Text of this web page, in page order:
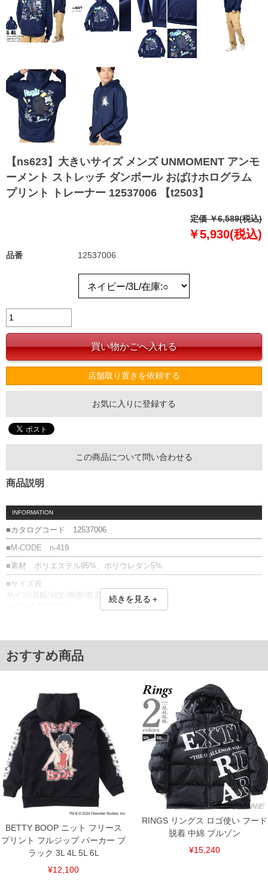
【ns623】大きいサイズ メンズ UNMOMENT アンモ
ーメント ストレッチ ダンボール おばけホログラム
プリント トレーナー 12537006 【t2503】
定価 ￥6,589(税込)
￥5,930(税込)
品番 12537006
店舗取り置きを依頼する
お気に入りに登録する
この商品について問い合わせる
商品説明
INFORMATION
■カタログコード 12537006
■M-CODE n-419
■素材 ポリエステル95%、ポリウレタン5%
■サイズ表
サイズ/肩幅/袖丈/胸囲/着丈
6L/65/64.5/150/83
単位はcm
下着(肌着)やワイシャツは商品の性質上、返品交換不可とさせて頂いております。予め
ご了承くださいませ。
※【ボトムの裾上げをご希望の場合】
裾上げ料金は500円+税となります。
備考欄に股下●cmとご記入下さい。（裾上げ無料対象商品は1本につき税込6,000円以
上の品が対象。1本5,999円以下の商品は有料（500円+税）となります。）
出荷まで約1週間～20日間程お時間を頂く場合がございます。
尚、裾上げした商品は返品・交換不可となりますので、予めご了承下さい。
一部、お直しに対応出来ない商品がございます。(例：裾にファスナーや調節ひもが付
いている、極端なデザインが施されている等)
※商品によって若干のサイズの誤差がございます。また、お客様がご使用の環境（コ
ンピュータ画面）によって、商品の色味が若干異なる場合がございます。予めご了承
※当店での掲載商品は、実店鋪と在庫を共用しておりますので店頭での売り違い、店
舗からのお取り寄せ等により、お客様にご迷惑をお掛けしてしまう場合がございま
す。そのようなことがない様最大限に努めておりますが、もしあった場合速やかにご
連絡させて頂きますので予めご了承ください。
続きを見る＋
おすすめ商品
BETTY BOOP ニット フリース
プリント フルジップ パーカー ブ
ラック 3L 4L 5L 6L
¥12,100
RINGS リングス ロゴ使い フード
脱着 中綿 ブルゾン
¥15,240